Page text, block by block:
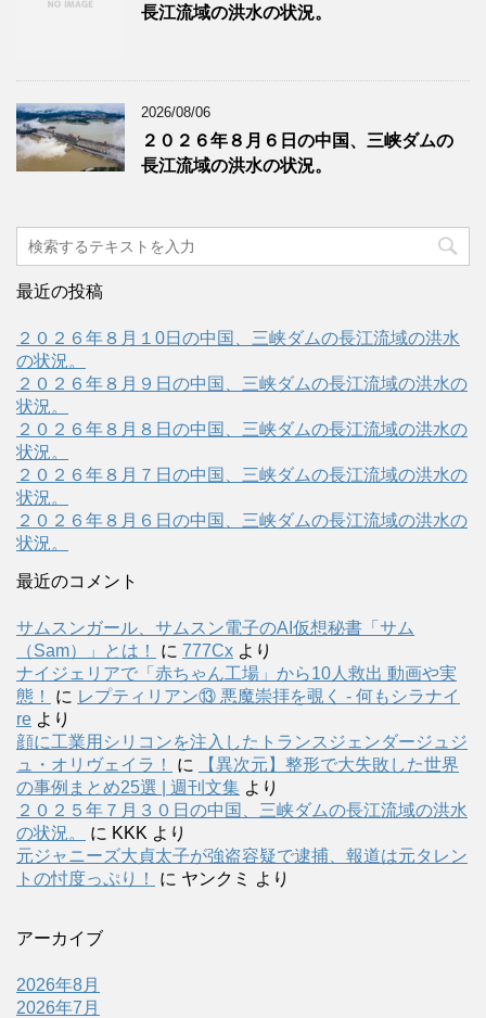
長江流域の洪水の状況。
2026/08/06
２０２６年８月６日の中国、三峡ダムの
長江流域の洪水の状況。
最近の投稿
２０２６年８月１0日の中国、三峡ダムの長江流域の洪水
の状況。
２０２６年８月９日の中国、三峡ダムの長江流域の洪水の
状況。
２０２６年８月８日の中国、三峡ダムの長江流域の洪水の
状況。
２０２６年８月７日の中国、三峡ダムの長江流域の洪水の
状況。
２０２６年８月６日の中国、三峡ダムの長江流域の洪水の
状況。
最近のコメント
サムスンガール、サムスン電子のAI仮想秘書「サム
（Sam）」とは！
に 777Cx より
ナイジェリアで「赤ちゃん工場」から10人救出 動画や実
態！
に レプティリアン⑬ 悪魔崇拝を覗く - 何もシラナイ
re より
顔に工業用シリコンを注入したトランスジェンダージュジ
ュ・オリヴェイラ！
に
【異次元】整形で大失敗した世界
の事例まとめ25選 | 週刊文集 より
２０２５年７月３０日の中国、三峡ダムの長江流域の洪水
の状況。
に KKK より
元ジャニーズ大貞太子が強盗容疑で逮捕、報道は元タレン
トの忖度っぷり！
に ヤンクミ より
アーカイブ
2026年8月
2026年7月